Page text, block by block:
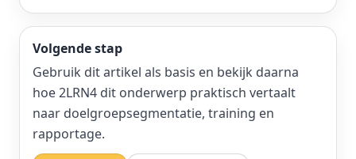
Volgende stap
Gebruik dit artikel als basis en bekijk daarna
hoe 2LRN4 dit onderwerp praktisch vertaalt
naar doelgroepsegmentatie, training en
rapportage.